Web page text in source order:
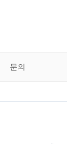
문의